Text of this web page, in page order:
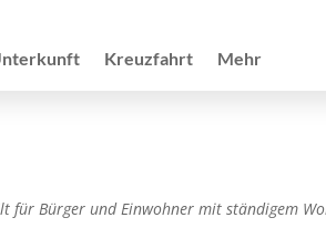
Kreuzfahrt Mehr
für Bürger und Einwohner mit ständigem